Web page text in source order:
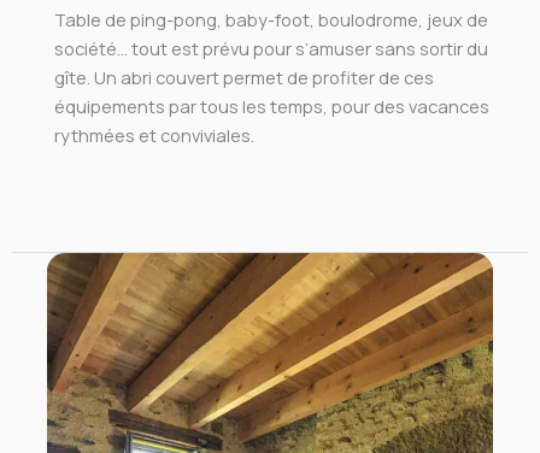
Table de ping-pong, baby-foot, boulodrome, jeux de
société… tout est prévu pour s’amuser sans sortir du
gîte. Un abri couvert permet de profiter de ces
équipements par tous les temps, pour des vacances
rythmées et conviviales.